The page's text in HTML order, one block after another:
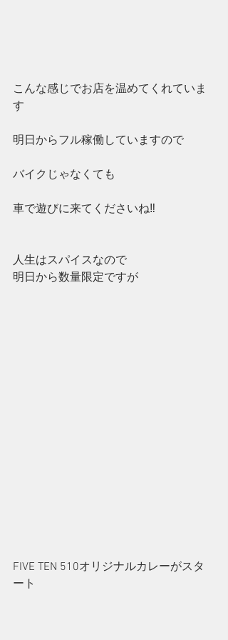
こんな感じでお店を温めてくれていま
す
明日からフル稼働していますので
バイクじゃなくても
車で遊びに来てくださいね‼
人生はスパイスなので
明日から数量限定ですが
FIVE TEN 510オリジナルカレーがスタ
ート